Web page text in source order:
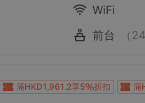
WiFi
前台 （
滿
滿HKD1,961.2享5 折扣